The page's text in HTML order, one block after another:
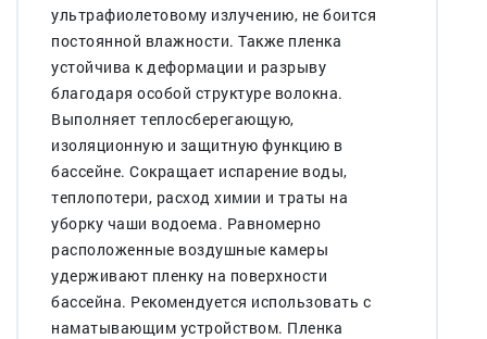
ультрафиолетовому излучению, не боится
постоянной влажности. Также пленка
устойчива к деформации и разрыву
благодаря особой структуре волокна.
Выполняет теплосберегающую,
изоляционную и защитную функцию в
бассейне. Сокращает испарение воды,
теплопотери, расход химии и траты на
уборку чаши водоема. Равномерно
расположенные воздушные камеры
удерживают пленку на поверхности
бассейна. Рекомендуется использовать с
наматывающим устройством. Пленка